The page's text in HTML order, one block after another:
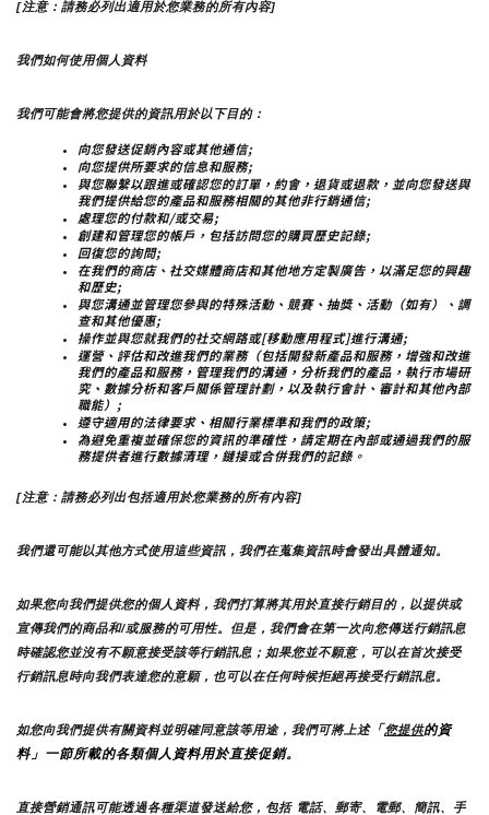
[注意：請務必列出適用於您業務的所有內容]
我們如何使用個人資料
我們可能會將您提供的資訊用於以下目的：
向您發送促銷內容或其他通信;
向您提供所要求的信息和服務;
與您聯繫以跟進或確認您的訂單，約會，退貨或退款，並向您發送與
我們提供給您的產品和服務相關的其他非行銷通信;
處理您的付款和/或交易;
創建和管理您的帳戶，包括訪問您的購買歷史記錄;
回復您的詢問;
在我們的商店、社交媒體商店和其他地方定製廣告，以滿足您的興趣
和歷史;
與您溝通並管理您參與的特殊活動、競賽、抽獎、活動（如有）、調
查和其他優惠;
操作並與您就我們的社交網路或[移動應用程式]進行溝通;
運營、評估和改進我們的業務（包括開發新產品和服務，增強和改進
我們的產品和服務，管理我們的溝通，分析我們的產品，執行市場研
究、數據分析和客戶關係管理計劃，以及執行會計、審計和其他內部
職能）;
遵守適用的法律要求、相關行業標準和我們的政策;
為避免重複並確保您的資訊的準確性，請定期在內部或通過我們的服
務提供者進行數據清理，鏈接或合併我們的記錄。
[注意：請務必列出包括適用於您業務的所有內容]
我們還可能以其他方式使用這些資訊，我們在蒐集資訊時會發出具體通知。
如果您向我們提供您的個人資料，我們打算將其用於直接行銷目的，以提供或
宣傳我們的商品和/或服務的可用性。但是，我們會在第一次向您傳送行銷訊息
時確認您並沒有不願意接受該等行銷訊息；如果您並不願意，可以在首次接受
行銷訊息時向我們表達您的意願，也可以在任何時候拒絕再接受行銷訊息。
如您向我們提供有關資料並明確同意該等用途，我們可將上述「 您提供的資
料」一節所載的各類個人資料用於直接促銷。
直接營銷通訊可能透過各種渠道發送給您，包括 電話、郵寄、電郵、簡訊、手